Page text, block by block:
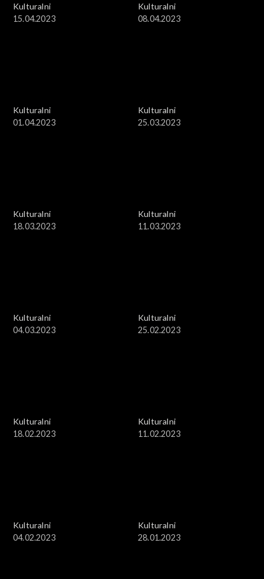
Kulturalni
15.04.2023
Kulturalni
08.04.2023
Kulturalni
01.04.2023
Kulturalni
25.03.2023
Kulturalni
18.03.2023
Kulturalni
11.03.2023
Kulturalni
04.03.2023
Kulturalni
25.02.2023
Kulturalni
18.02.2023
Kulturalni
11.02.2023
Kulturalni
04.02.2023
Kulturalni
28.01.2023